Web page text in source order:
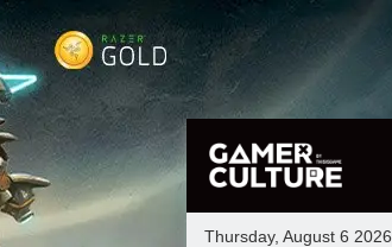
Thursday, August 6 2026